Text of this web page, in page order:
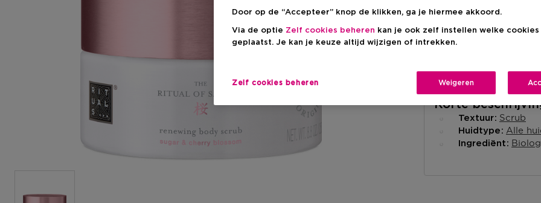
Ophalen in een
Ophalen in een
Korte
Textuur Scrub
Huidtype Alle
Ingrediënt
Door op de “Accepteer” knop de klikken, ga je hiermee akkoord.
Via de optie Zelf cookies beheren kan je ook zelf instellen welke cookies
geplaatst. Je kan je keuze altijd wijzigen of intrekken.
Zelf cookies beheren Weigeren